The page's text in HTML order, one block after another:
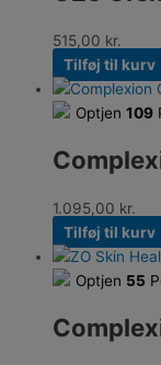
515,00 kr.
Tilføj til kurv
Optjen 109
1.095,00 kr.
Tilføj til kurv
Optjen 55